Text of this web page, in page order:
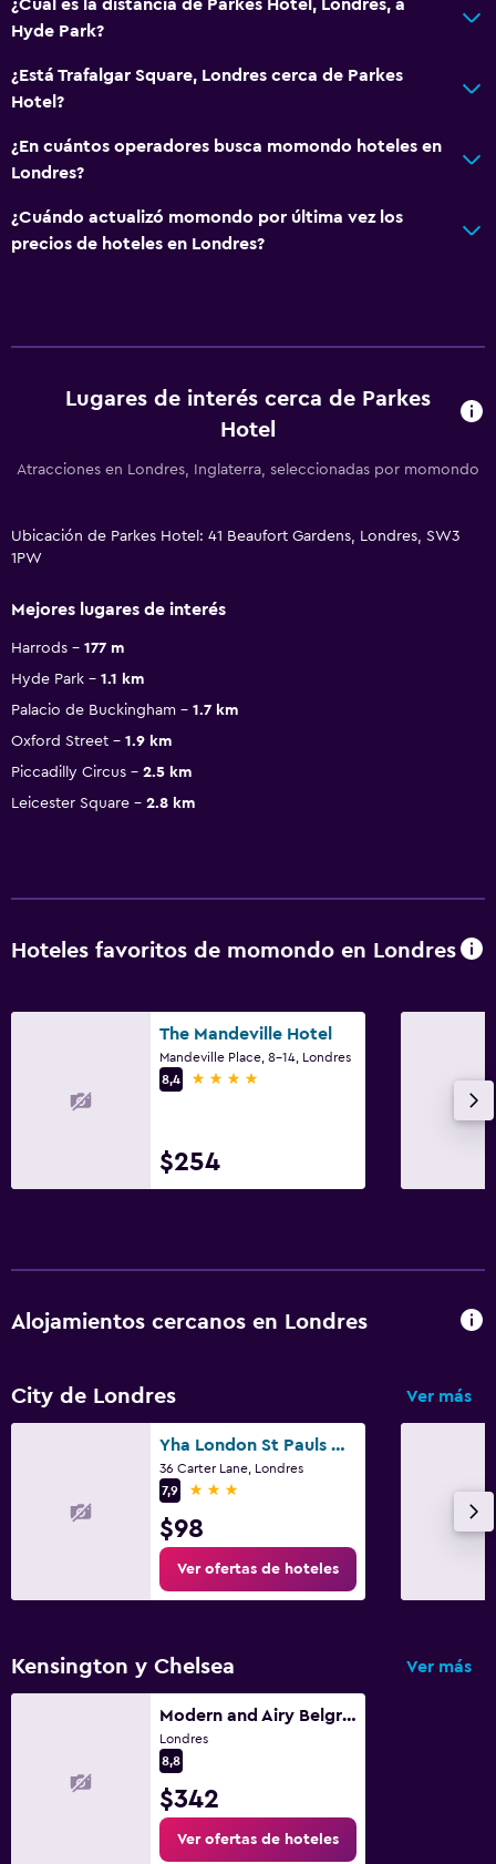
¿Cuál es la distancia de Parkes Hotel, Londres, a
Hyde Park?
¿Está Trafalgar Square, Londres cerca de Parkes
Hotel?
¿En cuántos operadores busca momondo hoteles en
Londres?
¿Cuándo actualizó momondo por última vez los
precios de hoteles en Londres?
Lugares de interés cerca de Parkes
Hotel
Atracciones en Londres, Inglaterra, seleccionadas por momondo
Ubicación de Parkes Hotel: 41 Beaufort Gardens, Londres, SW3
1PW
Mejores lugares de interés
Harrods
177 m
Hyde Park
1.1 km
Palacio de Buckingham
1.7 km
Oxford Street
1.9 km
Piccadilly Circus
2.5 km
Leicester Square
2.8 km
Hoteles favoritos de momondo en Londres
The Mandeville Hotel
Mandeville Place, 8-14, Londres
8,4
4 estrellas
$254
Alojamientos cercanos en Londres
City de Londres Ver más
Yha London St Pauls Hostel
36 Carter Lane, Londres
7,9
3 estrellas
$98
Ver ofertas de hoteles
Kensington y Chelsea Ver más
Modern and Airy Belgravia Living
Londres
8,8
$342
Ver ofertas de hoteles